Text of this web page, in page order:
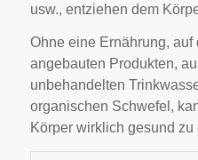
usw., entziehen dem
Ohne eine Ernährung,
angebauten Produkten,
unbehandelten
organischen Schwefel,
Körper wirklich gesund zu